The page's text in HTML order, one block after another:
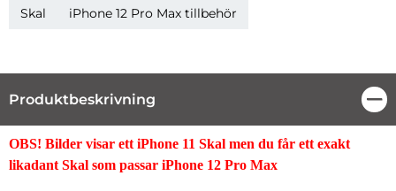
Skal iPhone 12 Pro Max tillbehör
Produktbeskrivning
Produktbeskrivning
OBS! Bilder visar ett iPhone 11 Skal men du får ett exakt
likadant Skal som passar iPhone 12 Pro Max